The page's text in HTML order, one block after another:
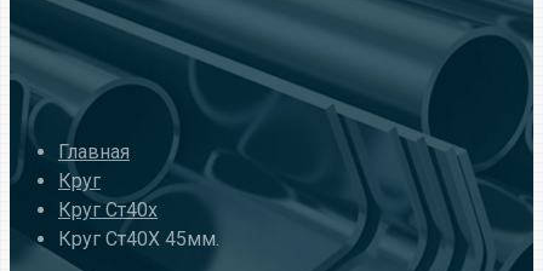
Главная
Круг
Круг Ст40х
Круг Ст40Х 45мм.